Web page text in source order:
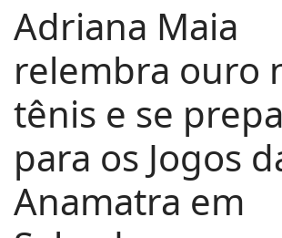
Adriana Maia
relembra ouro
tênis e se
para os Jogos
Anamatra em